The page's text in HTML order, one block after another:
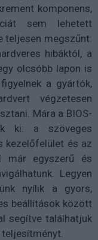
komponens,
sem lehetett
teljesen megszűnt:
hibáktól, a
olcsóbb lapon is
a gyártók,
végzetesen
Mára a BIOS-
ki: a szöveges
kezelőfelület és az
már egyszerű és
Legyen
nyílik a gyors,
beállítások között
segítve találhatjuk